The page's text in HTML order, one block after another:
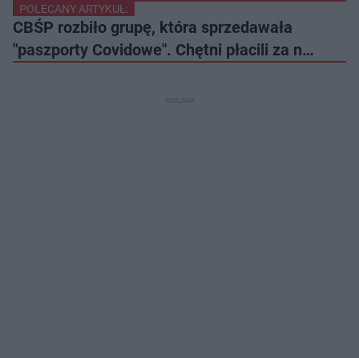
POLECANY ARTYKUŁ:
CBŚP rozbiło grupę, która sprzedawała
"paszporty Covidowe". Chętni płacili za n…